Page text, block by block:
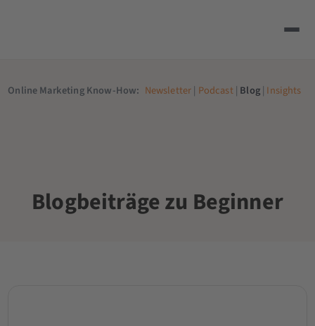
Online Marketing Know-How: Newsletter| Podcast| Blog| Insights
Blogbeiträge zu Beginner